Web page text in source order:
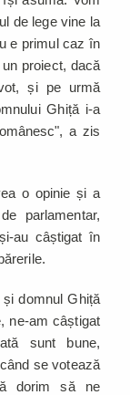
de lege vine la
e primul caz în
proiect, dacă
și pe urmă
Ghiță i-a
a zis
o opinie și a
parlamentar,
au câștigat în
domnul Ghiță
ne-am câștigat
sunt bune,
se votează
dorim să ne